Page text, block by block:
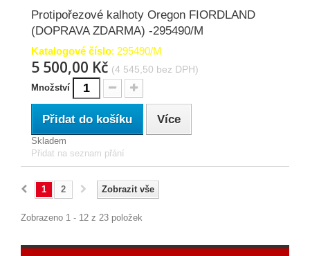
Protipořezové kalhoty Oregon FIORDLAND
(DOPRAVA ZDARMA) -295490/M
Katalogové číslo: 295490/M
5 500,00 Kč (4 545,50 bez DPH)
Množství
Přidat do košíku Více
Skladem
Přidat na seznam přání
Zobrazit vše
1 2
Zobrazeno 1 - 12 z 23 položek